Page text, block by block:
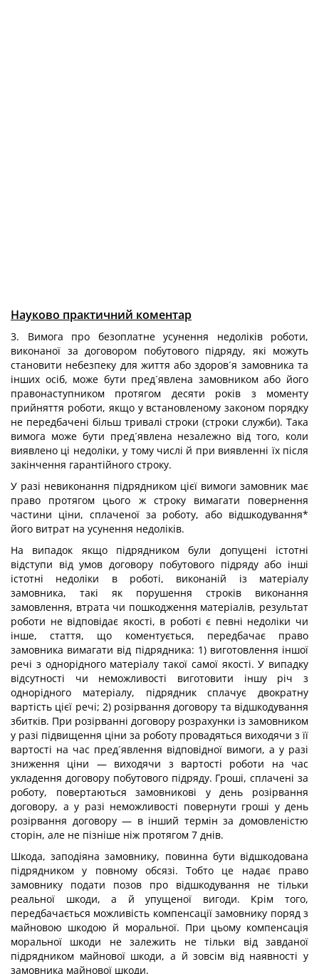
Науково практичний коментар
3. Вимога про безоплатне усунення недоліків роботи,
виконаної за договором побутового підряду, які можуть
становити небезпеку для життя або здоров´я замовника та
інших осіб, може бути пред´явлена замовником або його
правонаступником протягом десяти років з моменту
прийняття роботи, якщо у встановленому законом порядку
не передбачені більш тривалі строки (строки служби). Така
вимога може бути пред´явлена незалежно від того, коли
виявлено ці недоліки, у тому числі й при виявленні їх після
закінчення гарантійного строку.
У разі невиконання підрядником цієї вимоги замовник має
право протягом цього ж строку вимагати повернення
частини ціни, сплаченої за роботу, або відшкодування*
його витрат на усунення недоліків.
На випадок якщо підрядником були допущені істотні
відступи від умов договору побутового підряду або інші
істотні недоліки в роботі, виконаній із матеріалу
замовника, такі як порушення строків виконання
замовлення, втрата чи пошкодження матеріалів, результат
роботи не відповідає якості, в роботі є певні недоліки чи
інше, стаття, що коментується, передбачає право
замовника вимагати від підрядника: 1) виготовлення іншої
речі з однорідного матеріалу такої самої якості. У випадку
відсутності чи неможливості виготовити іншу річ з
однорідного матеріалу, підрядник сплачує двократну
вартість цієї речі; 2) розірвання договору та відшкодування
збитків. При розірванні договору розрахунки із замовником
у разі підвищення ціни за роботу провадяться виходячи з її
вартості на час пред´явлення відповідної вимоги, а у разі
зниження ціни — виходячи з вартості роботи на час
укладення договору побутового підряду. Гроші, сплачені за
роботу, повертаються замовникові у день розірвання
договору, а у разі неможливості повернути гроші у день
розірвання договору — в інший термін за домовленістю
сторін, але не пізніше ніж протягом 7 днів.
Шкода, заподіяна замовнику, повинна бути відшкодована
підрядником у повному обсязі. Тобто це надає право
замовнику подати позов про відшкодування не тільки
реальної шкоди, а й упущеної вигоди. Крім того,
передбачається можливість компенсації замовнику поряд з
майновою шкодою й моральної. При цьому компенсація
моральної шкоди не залежить не тільки від завданої
підрядником майнової шкоди, а й зовсім від наявності у
замовника майнової шкоди.